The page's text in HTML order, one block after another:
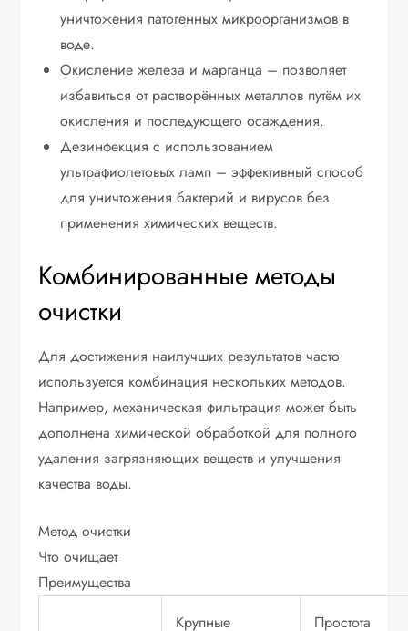
уничтожения патогенных микроорганизмов в
воде.
Окисление железа и марганца – позволяет
избавиться от растворённых металлов путём их
окисления и последующего осаждения.
Дезинфекция с использованием
ультрафиолетовых ламп – эффективный способ
для уничтожения бактерий и вирусов без
применения химических веществ.
Комбинированные методы
очистки
Для достижения наилучших результатов часто
используется комбинация нескольких методов.
Например, механическая фильтрация может быть
дополнена химической обработкой для полного
удаления загрязняющих веществ и улучшения
качества воды.
Метод очистки
Что очищает
Преимущества
Крупные
Простота